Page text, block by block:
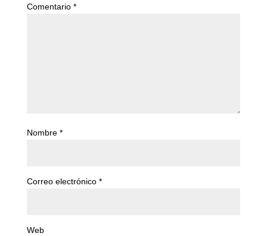
Comentario *
Nombre *
Correo electrónico *
Web